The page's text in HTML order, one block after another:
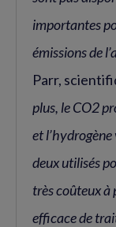
importantes
émissions de
Parr,
plus, le CO2
et
deux utilisés
très coûteux à
efficace de